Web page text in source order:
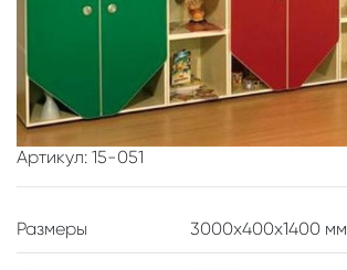
Артикул: 15-051
Размеры 3000x400x1400 мм